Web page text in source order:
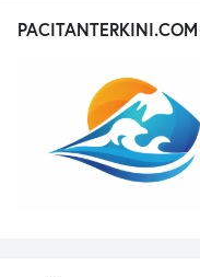
PACITANTERKINI.COM